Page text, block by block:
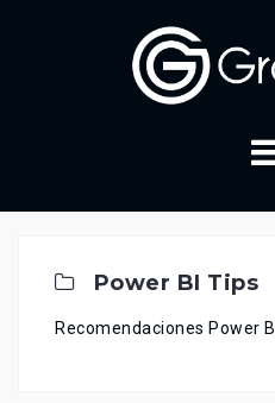
Power BI Tips
Recomendaciones Power BI